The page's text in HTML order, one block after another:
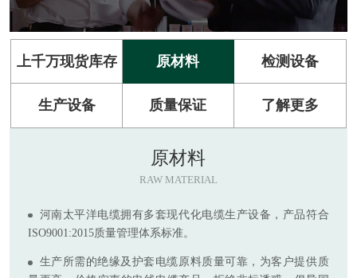
上千万现货库存 原材料 检测设备
生产设备 质量保证 了解更多
原材料
RAW MATERIAL
河南太平洋电缆拥有多套现代化电缆生产设备，产品符合
ISO9001:2015质量管理体系标准。
生产所需的绝缘及护套电缆原料质量可靠，为客户提供质